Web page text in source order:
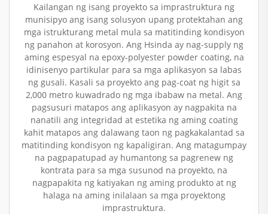
Kailangan ng isang proyekto sa imprastruktura ng
munisipyo ang isang solusyon upang protektahan ang
mga istrukturang metal mula sa matitinding kondisyon
ng panahon at korosyon. Ang Hsinda ay nag-supply ng
aming espesyal na epoxy-polyester powder coating, na
idinisenyo partikular para sa mga aplikasyon sa labas
ng gusali. Kasali sa proyekto ang pag-coat ng higit sa
2,000 metro kuwadrado ng mga ibabaw na metal. Ang
pagsusuri matapos ang aplikasyon ay nagpakita na
nanatili ang integridad at estetika ng aming coating
kahit matapos ang dalawang taon ng pagkakalantad sa
matitinding kondisyon ng kapaligiran. Ang matagumpay
na pagpapatupad ay humantong sa pagrenew ng
kontrata para sa mga susunod na proyekto, na
nagpapakita ng katiyakan ng aming produkto at ng
halaga na aming inilalaan sa mga proyektong
imprastruktura.